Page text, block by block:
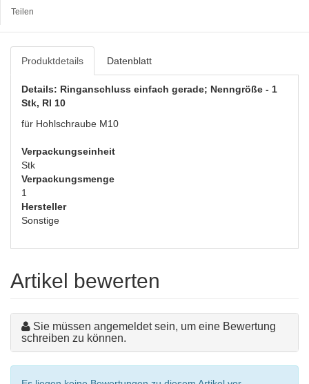
Teilen
Produktdetails Datenblatt
Details: Ringanschluss einfach gerade; Nenngröße - 1
Stk, RI 10
für Hohlschraube M10
Verpackungseinheit
Stk
Verpackungsmenge
1
Hersteller
Sonstige
Artikel bewerten
Sie müssen angemeldet sein, um eine Bewertung
schreiben zu können.